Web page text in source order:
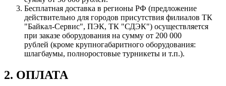
Бесплатная доставка в регионы РФ (предложение
действительно для городов присутствия филиалов ТК
"Байкал-Сервис", ПЭК, ТК "СДЭК") осуществляется
при заказе оборудования на сумму от 200 000
рублей (кроме крупногабаритного оборудования:
шлагбаумы, полноростовые турникеты и т.п.).
2. ОПЛАТА